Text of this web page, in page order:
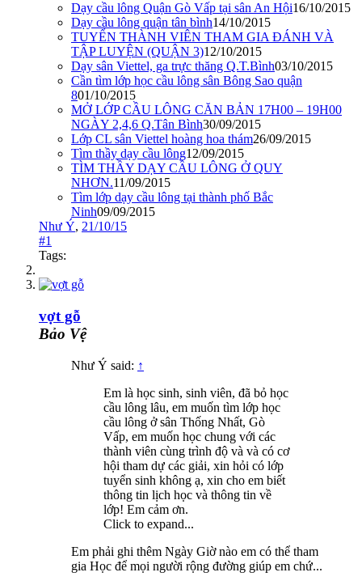
Dạy cầu lông Quận Gò Vấp tại sân An Hội16/10/2015
Dạy cầu lông quận tân bình14/10/2015
TUYỂN THÀNH VIÊN THAM GIA ĐÁNH VÀ
TẬP LUYỆN (QUẬN 3)12/10/2015
Dạy sân Viettel, ga trực thăng Q.T.Bình03/10/2015
Cần tìm lớp học cầu lông sân Bông Sao quận
801/10/2015
MỞ LỚP CẦU LÔNG CĂN BẢN 17H00 – 19H00
NGÀY 2,4,6 Q.Tân Bình30/09/2015
Lớp CL sân Viettel hoàng hoa thám26/09/2015
Tìm thầy dạy cầu lông12/09/2015
TÌM THẦY DẠY CẦU LÔNG Ở QUY
NHƠN.11/09/2015
Tìm lớp dạy cầu lông tại thành phố Bắc
Ninh09/09/2015
Như Ý, 21/10/15
#1
Tags:
vợt gỗ
Bảo Vệ
Như Ý said: ↑
Em là học sinh, sinh viên, đã bỏ học
cầu lông lâu, em muốn tìm lớp học
cầu lông ở sân Thống Nhất, Gò
Vấp, em muốn học chung với các
thành viên cùng trình độ và và có cơ
hội tham dự các giải, xin hỏi có lớp
tuyển sinh không ạ, xin cho em biết
thông tin lịch học và thông tin về
lớp! Em cảm ơn.
Click to expand...
Em phải ghi thêm Ngày Giờ nào em có thể tham
gia Học để mọi người rộng đường giúp em chứ...